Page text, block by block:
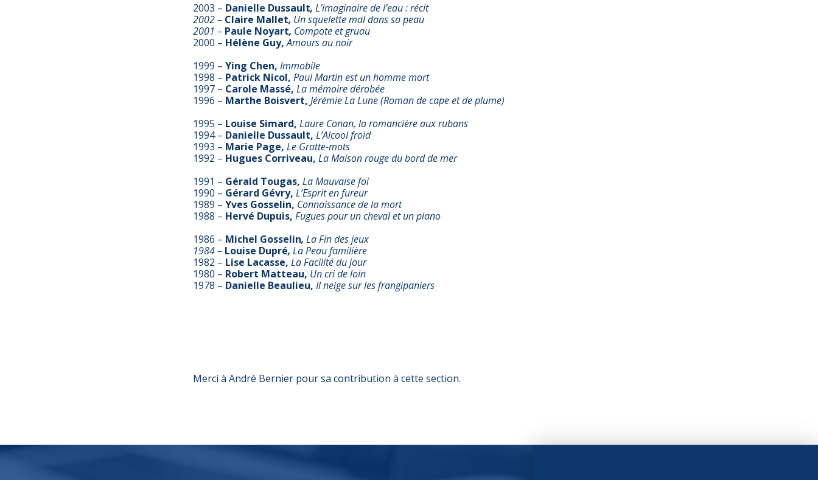
2003 – Danielle Dussault, L’imaginaire de l’eau : récit
2002 – Claire Mallet, Un squelette mal dans sa peau
2001 – Paule Noyart, Compote et gruau
2000 – Hélène Guy, Amours au noir
1999 – Ying Chen, Immobile
1998 – Patrick Nicol, Paul Martin est un homme mort
1997 – Carole Massé, La mémoire dérobée
1996 – Marthe Boisvert, Jérémie La Lune (Roman de cape et de plume)
1995 – Louise Simard, Laure Conan, la romancière aux rubans
1994 – Danielle Dussault, L’Alcool froid
1993 – Marie Page, Le Gratte-mots
1992 – Hugues Corriveau, La Maison rouge du bord de mer
1991 – Gérald Tougas, La Mauvaise foi
1990 – Gérard Gévry, L’Esprit en fureur
1989 – Yves Gosselin, Connaissance de la mort
1988 – Hervé Dupuis, Fugues pour un cheval et un piano
1986 – Michel Gosselin, La Fin des jeux
1984 – Louise Dupré, La Peau familière
1982 – Lise Lacasse, La Facilité du jour
1980 – Robert Matteau, Un cri de loin
1978 – Danielle Beaulieu, Il neige sur les frangipaniers
Merci à André Bernier pour sa contribution à cette section.